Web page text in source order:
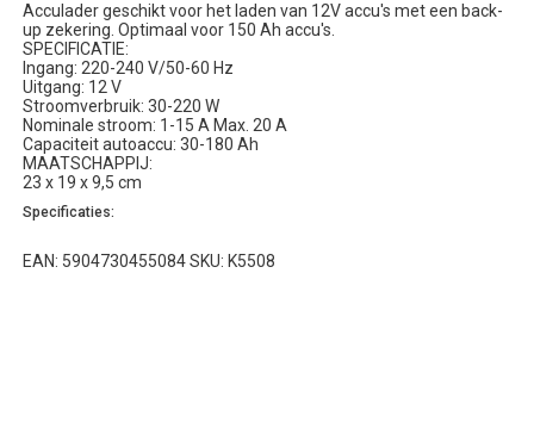
Acculader geschikt voor het laden van 12V accu's met een back-
up zekering. Optimaal voor 150 Ah accu's.
SPECIFICATIE:
Ingang: 220-240 V/50-60 Hz
Uitgang: 12 V
Stroomverbruik: 30-220 W
Nominale stroom: 1-15 A Max. 20 A
Capaciteit autoaccu: 30-180 Ah
MAATSCHAPPIJ:
23 x 19 x 9,5 cm
Specificaties:
EAN: 5904730455084 SKU: K5508